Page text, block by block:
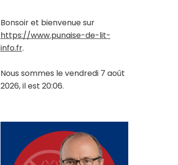
Bonsoir et bienvenue sur
https://www.punaise-de-lit-
info.fr.
Nous sommes le vendredi 7 août
2026, il est 20:06.